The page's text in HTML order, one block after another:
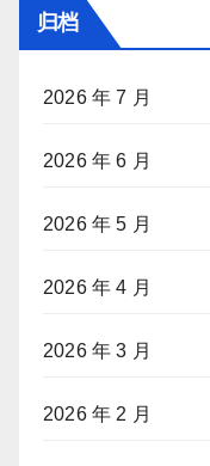
归档
2026 年 7 月
2026 年 6 月
2026 年 5 月
2026 年 4 月
2026 年 3 月
2026 年 2 月